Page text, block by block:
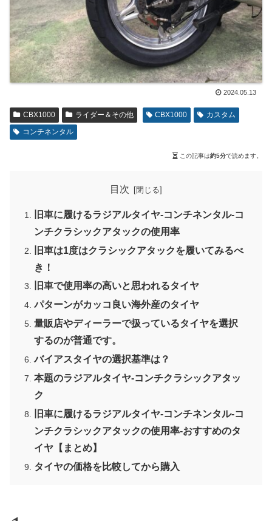
2024.05.13
CBX1000 ライダー＆その他 CBX1000
カスタム
コンチネンタル
この記事は約5分で読めます。
目次
旧車に履けるラジアルタイヤ-コンチネンタル-コ
ンチクラシックアタックの使用率
旧車は1度はクラシックアタックを履いてみるべ
き！
旧車で使用率の高いと思われるタイヤ
パターンがカッコ良い海外産のタイヤ
量販店やディーラーで扱っているタイヤを選択
するのが普通です。
バイアスタイヤの選択基準は？
本題のラジアルタイヤ-コンチクラシックアタッ
ク
旧車に履けるラジアルタイヤ-コンチネンタル-コ
ンチクラシックアタックの使用率-おすすめのタ
イヤ【まとめ】
タイヤの価格を比較してから購入